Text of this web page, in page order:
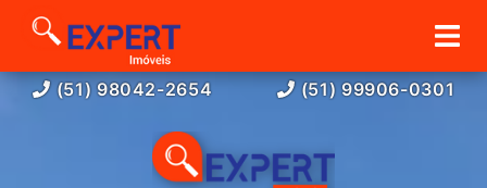
(51) 98042-2654 (51) 99906-0301